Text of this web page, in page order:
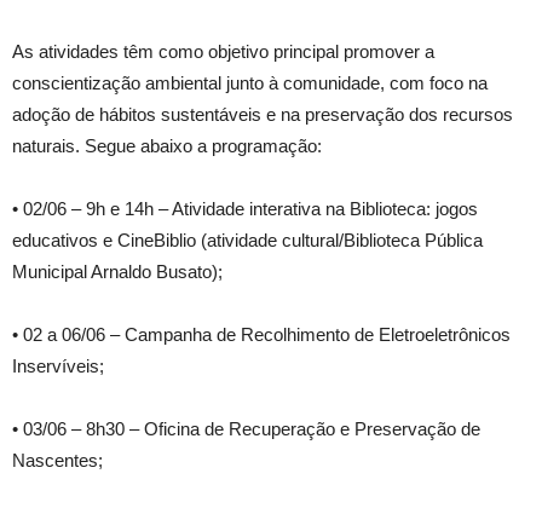
As atividades têm como objetivo principal promover a
conscientização ambiental junto à comunidade, com foco na
adoção de hábitos sustentáveis e na preservação dos recursos
naturais. Segue abaixo a programação:
• 02/06 – 9h e 14h – Atividade interativa na Biblioteca: jogos
educativos e CineBiblio (atividade cultural/Biblioteca Pública
Municipal Arnaldo Busato);
• 02 a 06/06 – Campanha de Recolhimento de Eletroeletrônicos
Inservíveis;
• 03/06 – 8h30 – Oficina de Recuperação e Preservação de
Nascentes;